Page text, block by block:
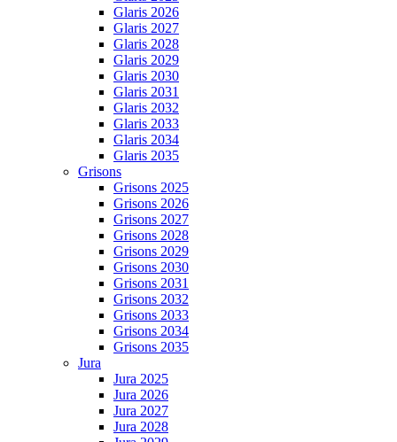
Glaris 2026
Glaris 2027
Glaris 2028
Glaris 2029
Glaris 2030
Glaris 2031
Glaris 2032
Glaris 2033
Glaris 2034
Glaris 2035
Grisons
Grisons 2025
Grisons 2026
Grisons 2027
Grisons 2028
Grisons 2029
Grisons 2030
Grisons 2031
Grisons 2032
Grisons 2033
Grisons 2034
Grisons 2035
Jura
Jura 2025
Jura 2026
Jura 2027
Jura 2028